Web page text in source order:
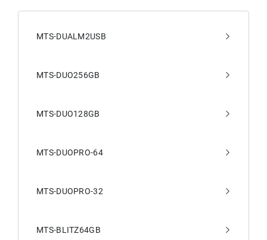
MTS-DUALM2USB
MTS-DUO256GB
MTS-DUO128GB
MTS-DUOPRO-64
MTS-DUOPRO-32
MTS-BLITZ64GB